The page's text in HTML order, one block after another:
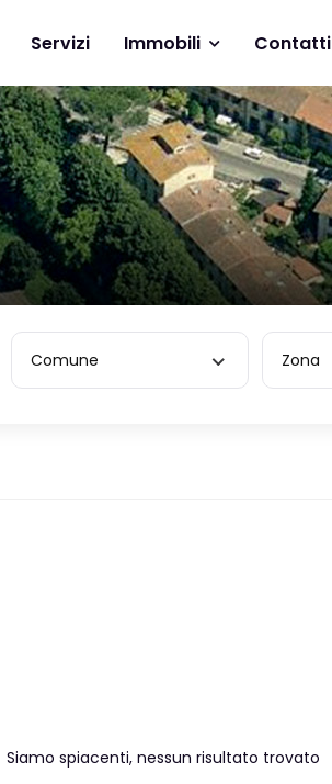
Servizi Immobili Contatti
Comune Zona
Siamo spiacenti, nessun risultato trovato